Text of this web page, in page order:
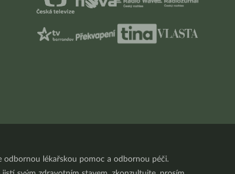
odbornou lékařskou pomoc a odbornou péči.